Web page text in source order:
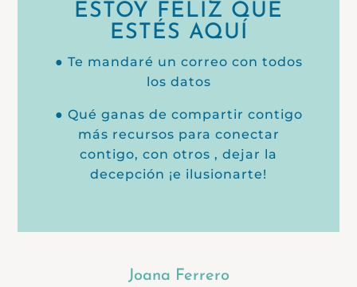
ESTOY FELIZ QUE
ESTÉS AQUÍ
● Te mandaré un correo con todos
los datos
● Qué ganas de compartir contigo
más recursos para conectar
contigo, con otros , dejar la
decepción ¡e ilusionarte!
Joana Ferrero